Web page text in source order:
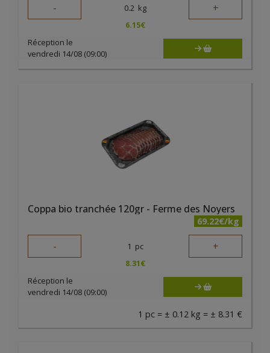
- 0.2 kg +
6.15€
Réception le
vendredi 14/08 (09:00)
Coppa bio tranchée 120gr - Ferme des Noyers
69.22€/kg
- 1 pc +
8.31€
Réception le
vendredi 14/08 (09:00)
1 pc = ± 0.12 kg = ± 8.31 €